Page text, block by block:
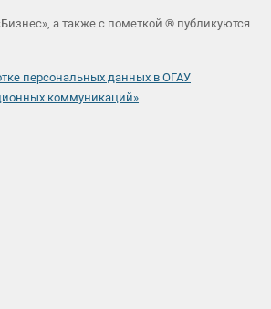
а также с пометкой ® публикуются
персональных данных в ОГАУ
коммуникаций»